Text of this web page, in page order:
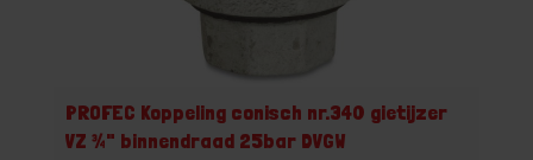
PROFEC Koppeling conisch nr.340 gietijzer
VZ ¾" binnendraad 25bar DVGW